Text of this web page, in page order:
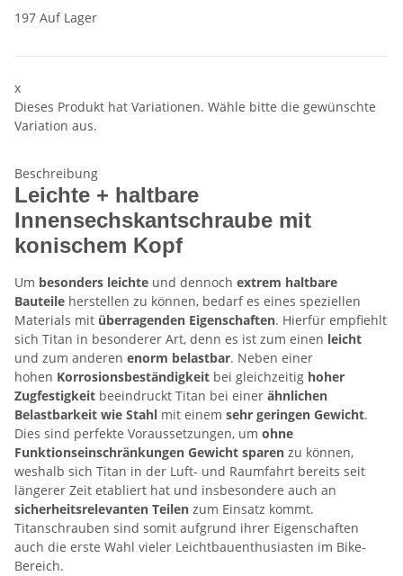
197 Auf Lager
x
Dieses Produkt hat Variationen. Wähle bitte die gewünschte
Variation aus.
Beschreibung
Leichte + haltbare
Innensechskantschraube mit
konischem Kopf
Um besonders leichte und dennoch extrem haltbare
Bauteile herstellen zu können, bedarf es eines speziellen
Materials mit überragenden Eigenschaften. Hierfür empfiehlt
sich Titan in besonderer Art, denn es ist zum einen leicht
und zum anderen enorm belastbar. Neben einer
hohen Korrosionsbeständigkeit bei gleichzeitig hoher
Zugfestigkeit beeindruckt Titan bei einer ähnlichen
Belastbarkeit wie Stahl mit einem sehr geringen Gewicht.
Dies sind perfekte Voraussetzungen, um ohne
Funktionseinschränkungen Gewicht sparen zu können,
weshalb sich Titan in der Luft- und Raumfahrt bereits seit
längerer Zeit etabliert hat und insbesondere auch an
sicherheitsrelevanten Teilen zum Einsatz kommt.
Titanschrauben sind somit aufgrund ihrer Eigenschaften
auch die erste Wahl vieler Leichtbauenthusiasten im Bike-
Bereich.